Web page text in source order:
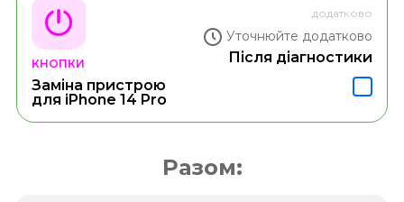
КНОПКИ
Заміна пристрою
для iPhone 14 Pro
додатково
Уточнюйте додатково
Після діагностики
Разом: